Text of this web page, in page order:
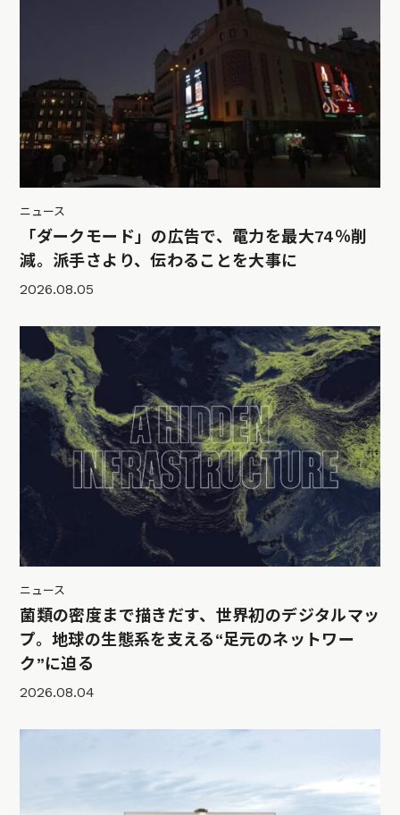
ニュース
「ダークモード」の広告で、電力を最大74％削
減。派手さより、伝わることを大事に
2026.08.05
ニュース
菌類の密度まで描きだす、世界初のデジタルマッ
プ。地球の生態系を支える“足元のネットワー
ク”に迫る
2026.08.04